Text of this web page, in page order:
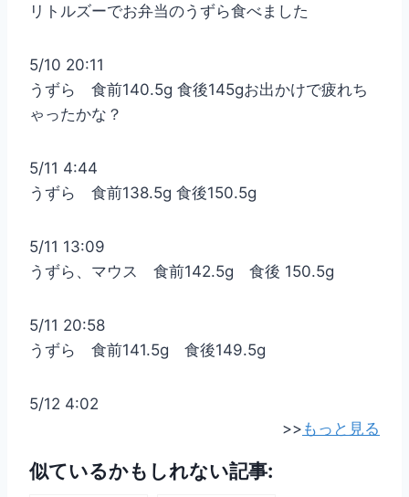
リトルズーでお弁当のうずら食べました
5/10 20:11
うずら 食前140.5g 食後145gお出かけで疲れち
ゃったかな？
5/11 4:44
うずら 食前138.5g 食後150.5g
5/11 13:09
うずら、マウス 食前142.5g 食後 150.5g
5/11 20:58
うずら 食前141.5g 食後149.5g
5/12 4:02
>> もっと見る
似ているかもしれない記事: